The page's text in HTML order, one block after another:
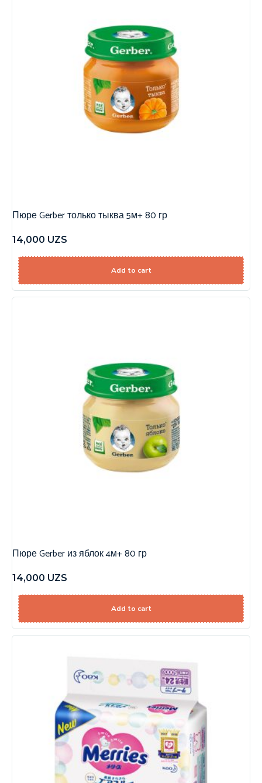
Пюре Gerber только тыква 5м+ 80 гр
14,000 UZS
Add to cart
Пюре Gerber из яблок 4м+ 80 гр
14,000 UZS
Add to cart